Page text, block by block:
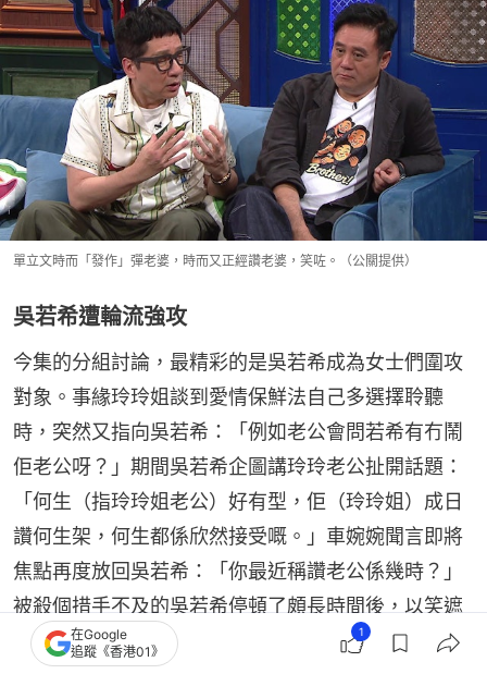
單立文時而「發作」彈老婆，時而又正經讚老婆，笑咗。（公關提供）
吳若希遭輪流強攻
今集的分組討論，最精彩的是吳若希成為女士們圍攻
對象。事緣玲玲姐談到愛情保鮮法自己多選擇聆聽
時，突然又指向吳若希：「例如老公會問若希有冇鬧
佢老公呀？」期間吳若希企圖講玲玲老公扯開話題：
「何生（指玲玲姐老公）好有型，佢（玲玲姐）成日
讚何生架，何生都係欣然接受嘅。」車婉婉聞言即將
焦點再度放回吳若希：「你最近稱讚老公係幾時？」
被殺個措手不及的吳若希停頓了頗長時間後，以笑遮
醜謂：「我真係唔記得」，之後更大拋五個字真心
在Google
追蹤《香港01》
1